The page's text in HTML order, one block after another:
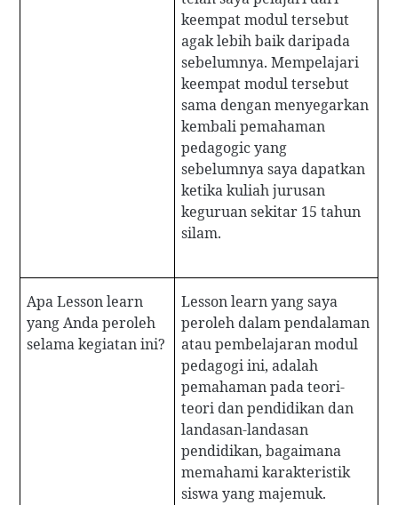
keempat modul tersebut
agak lebih baik daripada
sebelumnya. Mempelajari
keempat modul tersebut
sama dengan menyegarkan
kembali pemahaman
pedagogic yang
sebelumnya saya dapatkan
ketika kuliah jurusan
keguruan sekitar 15 tahun
silam.
Apa Lesson learn
yang Anda peroleh
selama kegiatan ini?
Lesson learn yang saya
peroleh dalam pendalaman
atau pembelajaran modul
pedagogi ini, adalah
pemahaman pada teori-
teori dan pendidikan dan
landasan-landasan
pendidikan, bagaimana
memahami karakteristik
siswa yang majemuk.